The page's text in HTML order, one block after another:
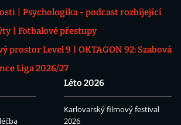
Psychologika - podcast rozbíjející
Fotbalové přestupy
prostor Level 9
OKTAGON 92: Szabová
Liga 2026/27
Léto 2026
Karlovarský filmový festival
2026